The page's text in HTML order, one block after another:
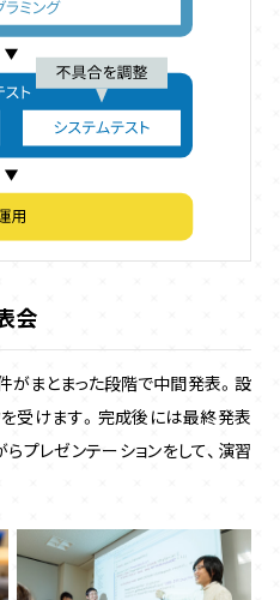
会
がまとまった段階で中間発表。設
受けます。完成後には最終発表
プレゼンテーションをして、演習